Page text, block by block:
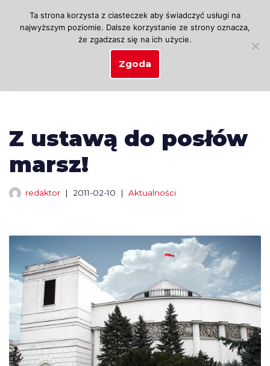
Przejdź
Z ustawą do posłów
marsz!
redaktor 2011-02-10 Aktualności
Ta strona korzysta z ciasteczek aby świadczyć usługi na
najwyższym poziomie. Dalsze korzystanie ze strony oznacza,
że zgadzasz się na ich użycie.
Zgoda